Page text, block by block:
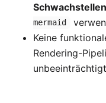
Schwachstellen
mermaid
Keine
Rendering-